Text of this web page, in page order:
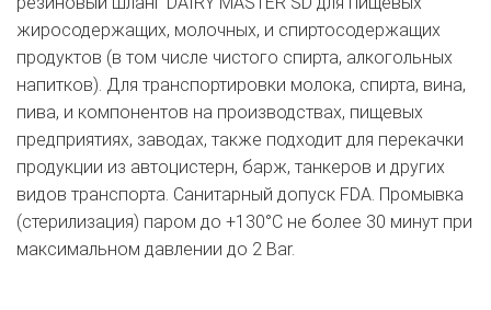
жиросодержащих, молочных, и спиртосодержащих
продуктов (в том числе чистого спирта, алкогольных
напитков). Для транспортировки молока, спирта, вина,
пива, и компонентов на производствах, пищевых
предприятиях, заводах, также подходит для перекачки
продукции из автоцистерн, барж, танкеров и других
видов транспорта. Санитарный допуск FDA. Промывка
(стерилизация) паром до +130°С не более 30 минут при
максимальном давлении до 2 Bar.